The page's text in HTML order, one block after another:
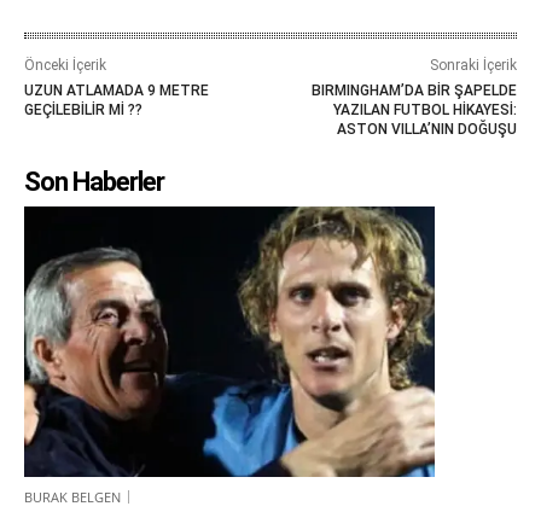
Önceki İçerik
UZUN ATLAMADA 9 METRE
GEÇİLEBİLİR Mİ ??
Sonraki İçerik
BIRMINGHAM’DA BİR ŞAPELDE
YAZILAN FUTBOL HİKAYESİ:
ASTON VILLA’NIN DOĞUŞU
Son Haberler
BURAK BELGEN